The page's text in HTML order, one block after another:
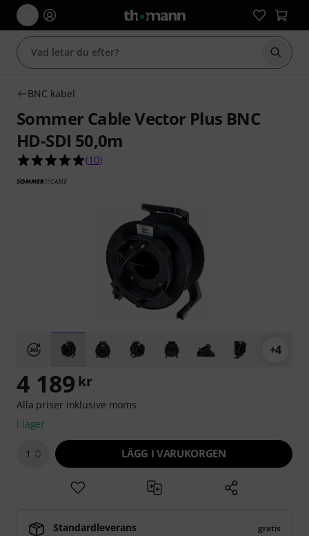
Börja
BNC kabel
Sommer Cable Vector Plus BNC
HD-SDI 50,0m
4.9 av 5 stjärnor från 10 kundbetyg
(10)
+4
4 189 kr
Alla priser inklusive moms
i lager
1 LÄGG I VARUKORGEN
Standardleverans
gratis